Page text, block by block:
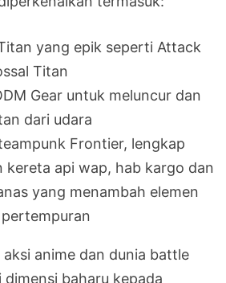
yang epik seperti Attack
Titan
Gear untuk meluncur dan
dari udara
Frontier, lengkap
kereta api wap, hab kargo dan
yang menambah elemen
aksi anime dan dunia battle
baharu kepada